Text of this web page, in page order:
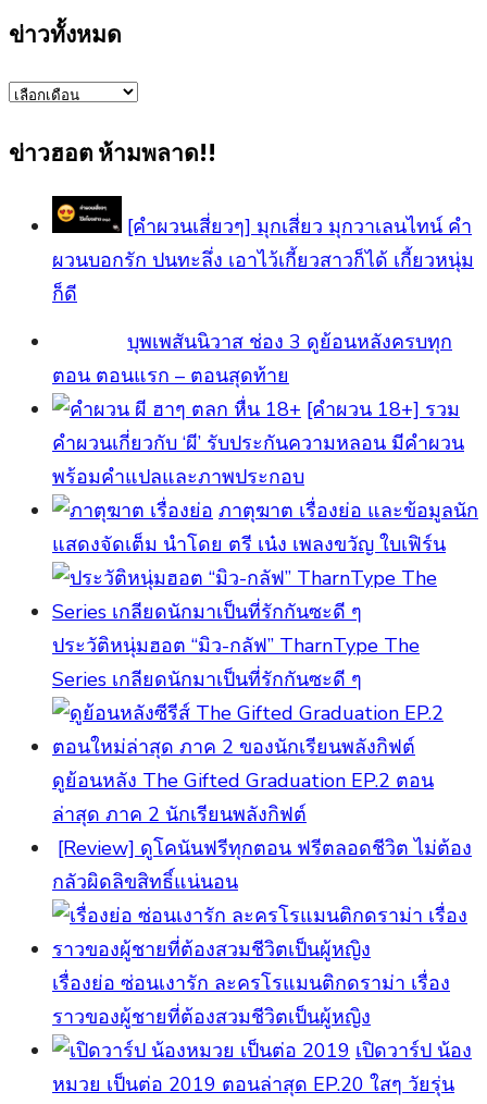
ข่าวทั้งหมด
ข่าว
ข่าวฮอต ห้ามพลาด!!
[คำผวนเสี่ยวๆ] มุกเสี่ยว มุกวาเลนไทน์ คำ
ผวนบอกรัก ปนทะลึ่ง เอาไว้เกี้ยวสาวก็ได้ เกี้ยวหนุ่ม
ก็ดี
บุพเพสันนิวาส ช่อง 3 ดูย้อนหลังครบทุก
ตอน ตอนแรก – ตอนสุดท้าย
[คําผวน 18+] รวม
คำผวนเกี่ยวกับ ‘ผี’ รับประกันความหลอน มีคำผวน
พร้อมคำแปลและภาพประกอบ
ภาตุฆาต เรื่องย่อ และข้อมูลนัก
แสดงจัดเต็ม นำโดย ตรี เน๋ง เพลงขวัญ ใบเฟิร์น
ประวัติหนุ่มฮอต “มิว-กลัฟ” TharnType The
Series เกลียดนักมาเป็นที่รักกันซะดี ๆ
ดูย้อนหลัง The Gifted Graduation EP.2 ตอน
ล่าสุด ภาค 2 นักเรียนพลังกิฟต์
[Review] ดูโคนันฟรีทุกตอน ฟรีตลอดชีวิต ไม่ต้อง
กลัวผิดลิขสิทธิ์แน่นอน
เรื่องย่อ ซ่อนเงารัก ละครโรแมนติกดราม่า เรื่อง
ราวของผู้ชายที่ต้องสวมชีวิตเป็นผู้หญิง
เปิดวาร์ป น้อง
หมวย เป็นต่อ 2019 ตอนล่าสุด EP.20 ใสๆ วัยรุ่น